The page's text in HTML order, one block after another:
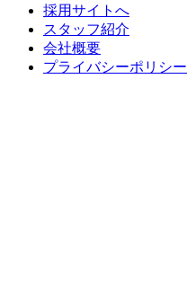
採用サイトへ
スタッフ紹介
会社概要
プライバシーポリシー